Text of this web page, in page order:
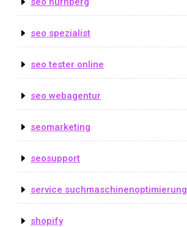
seo spezialist
seo tester online
seo webagentur
seomarketing
seosupport
service suchmaschinenoptimierung
shopify